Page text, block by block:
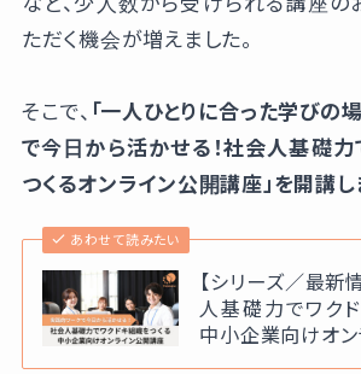
ただく機会が増えました。
そこで、 「一人ひとりに合った学びの
で今日から活かせる！社会人基礎力
つくるオンライン公開講座」を開講し
あわせて読みたい
【シリーズ／最新
人基礎力でワク
中小企業向けオ